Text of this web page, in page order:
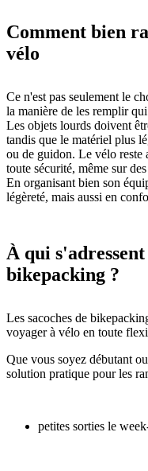
Comment bien
vélo
Ce n'est pas seulement le
la manière de les remplir
Les objets lourds doivent
tandis que le matériel plus
ou de guidon. Le vélo reste
toute sécurité, même sur
En organisant bien son
légèreté, mais aussi en
À qui s'adressent
bikepacking ?
Les sacoches de
voyager à vélo en toute
Que vous soyez débutant
solution pratique pour les
petites sorties le